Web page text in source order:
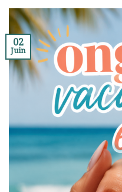
02
Juin